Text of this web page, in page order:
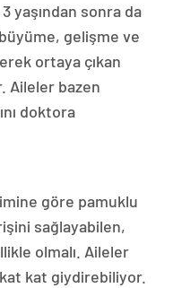
3 yaşından sonra da
gelişme ve
ortaya çıkan
Aileler bazen
doktora
göre pamuklu
sağlayabilen,
olmalı. Aileler
kat giydirebiliyor.